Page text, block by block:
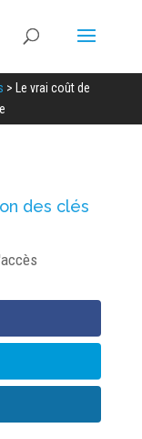
>
Le vrai coût de
des clés